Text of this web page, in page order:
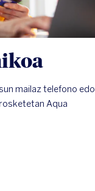
mailaz telefono edo
Aqua